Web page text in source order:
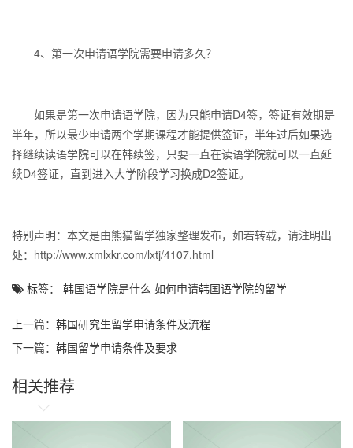
4、第一次申请语学院需要申请多久？
如果是第一次申请语学院，因为只能申请D4签，签证有效期是
半年，所以最少申请两个学期课程才能提供签证，半年过后如果选
择继续读语学院可以在韩续签，只要一直在读语学院就可以一直延
续D4签证，直到进入大学阶段学习换成D2签证。
特别声明：本文是由熊猫留学独家整理发布，如若转载，请注明出
处：http://www.xmlxkr.com/lxtj/4107.html
标签： 韩国语学院是什么 如何申请韩国语学院的留学
上一篇： 韩国研究生留学申请条件及流程
下一篇： 韩国留学申请条件及要求
相关推荐